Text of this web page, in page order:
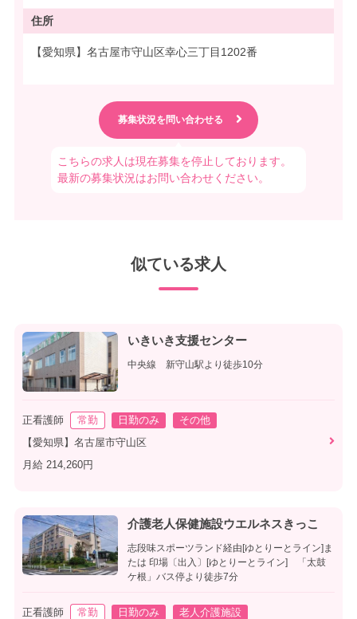
住所
【愛知県】名古屋市守山区幸心三丁目1202番
こちらの求人は現在募集を停止しております。
最新の募集状況はお問い合わせください。
似ている求人
いきいき支援センター
中央線 新守山駅より徒歩10分
正看護師 常勤 日勤のみ
その他
【愛知県】名古屋市守山区
月給 214,260円
介護老人保健施設ウエルネスきっこ
志段味スポーツランド経由[ゆとりーとライン]ま
たは 印場〔出入〕[ゆとりーとライン] 「太鼓
ケ根」バス停より徒歩7分
正看護師 常勤 日勤のみ 老人介護施設